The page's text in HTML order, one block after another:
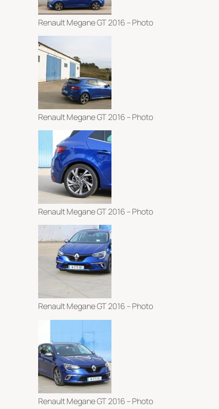
Renault Megane GT 2016 – Photo
Renault Megane GT 2016 – Photo
Renault Megane GT 2016 – Photo
Renault Megane GT 2016 – Photo
Renault Megane GT 2016 – Photo